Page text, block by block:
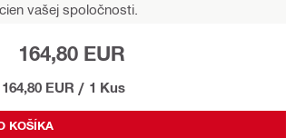
vašej spoločnosti.
164,80 EUR
164,80 EUR / 1 Kus
KOŠÍKA